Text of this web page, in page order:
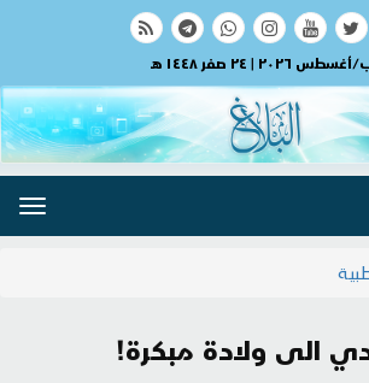
الى ولادة مبكرة!